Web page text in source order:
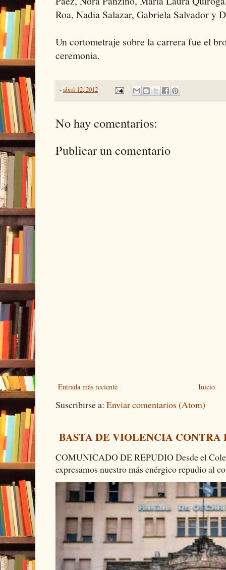
Roa, Nadia Salazar, Gabriela Salvador y
Un cortometraje sobre la carrera fue el
ceremonia.
-abril 12, 2012
No hay comentarios:
Publicar un comentario
Entrada más reciente Inicio
Suscribirse a: Enviar comentarios (Atom)
BASTA DE VIOLENCIA
COMUNICADO DE REPUDIO Desde el
expresamos nuestro más enérgico repudio al